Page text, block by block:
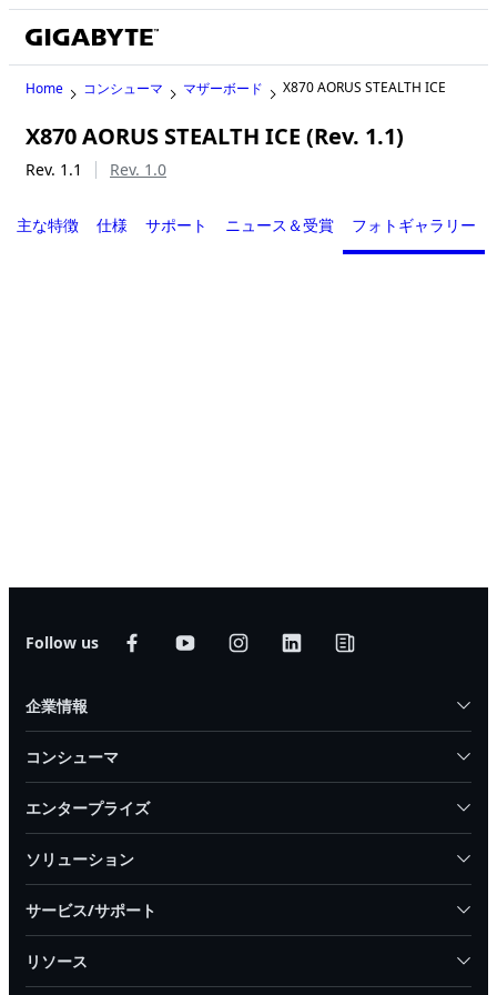
Home コンシューマ マザーボード X870 AORUS STEALTH ICE
X870 AORUS STEALTH ICE (Rev. 1.1)
Rev. 1.1 Rev. 1.0
主な特徴 仕様 サポート ニュース＆受賞 フォトギャラリー
Follow us
企業情報
コンシューマ
エンタープライズ
ソリューション
サービス/サポート
リソース